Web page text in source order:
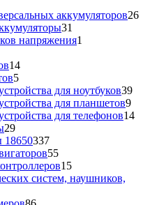
аккумуляторов2626
31
товар
напряжения1
1414
55
товаровдля ноутбуков3939
для планшетов99
для телефонов1414
2929
товаров
18650337337
товаров
5555
товаров
1515
товаров
систем, наушников,